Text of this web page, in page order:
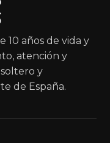
10 años de vida y
atención y
y
de España.